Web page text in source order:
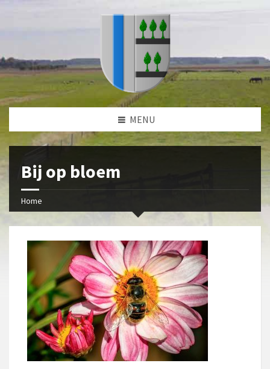
MENU
Bij op bloem
Home